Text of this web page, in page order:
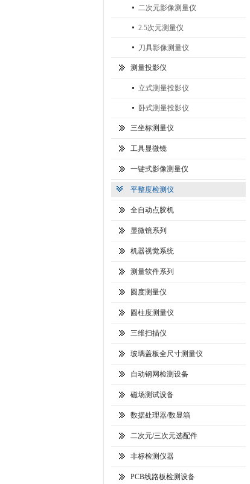
二次元影像测量仪
2.5次元测量仪
刀具影像测量仪
测量投影仪
立式测量投影仪
卧式测量投影仪
三坐标测量仪
工具显微镜
一键式影像测量仪
平整度检测仪
全自动点胶机
显微镜系列
机器视觉系统
测量软件系列
圆度测量仪
圆柱度测量仪
三维扫描仪
玻璃盖板全尺寸测量仪
自动钢网检测设备
磁场测试设备
数据处理器/数显箱
二次元/三次元选配件
非标检测仪器
PCB线路板检测设备